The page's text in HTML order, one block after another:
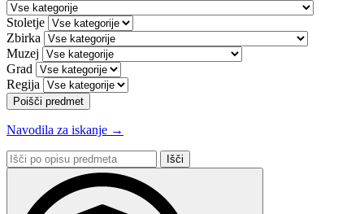
Stoletje
Zbirka
Muzej
Grad
Regija
Poišči predmet
Navodila za iskanje →
Išči
po
predmeta: